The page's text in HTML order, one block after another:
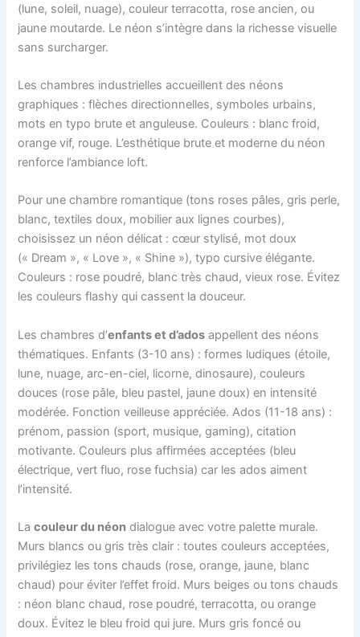
(lune, soleil, nuage), couleur terracotta, rose ancien, ou
jaune moutarde. Le néon s’intègre dans la richesse visuelle
sans surcharger.
Les chambres industrielles accueillent des néons
graphiques : flèches directionnelles, symboles urbains,
mots en typo brute et anguleuse. Couleurs : blanc froid,
orange vif, rouge. L’esthétique brute et moderne du néon
renforce l’ambiance loft.
Pour une chambre romantique (tons roses pâles, gris perle,
blanc, textiles doux, mobilier aux lignes courbes),
choisissez un néon délicat : cœur stylisé, mot doux
(« Dream », « Love », « Shine »), typo cursive élégante.
Couleurs : rose poudré, blanc très chaud, vieux rose. Évitez
les couleurs flashy qui cassent la douceur.
Les chambres d’enfants et d’ados appellent des néons
thématiques. Enfants (3-10 ans) : formes ludiques (étoile,
lune, nuage, arc-en-ciel, licorne, dinosaure), couleurs
douces (rose pâle, bleu pastel, jaune doux) en intensité
modérée. Fonction veilleuse appréciée. Ados (11-18 ans) :
prénom, passion (sport, musique, gaming), citation
motivante. Couleurs plus affirmées acceptées (bleu
électrique, vert fluo, rose fuchsia) car les ados aiment
l’intensité.
Lacouleur du néon dialogue avec votre palette murale.
Murs blancs ou gris très clair : toutes couleurs acceptées,
privilégiez les tons chauds (rose, orange, jaune, blanc
chaud) pour éviter l’effet froid. Murs beiges ou tons chauds
: néon blanc chaud, rose poudré, terracotta, ou orange
doux. Évitez le bleu froid qui jure. Murs gris foncé ou